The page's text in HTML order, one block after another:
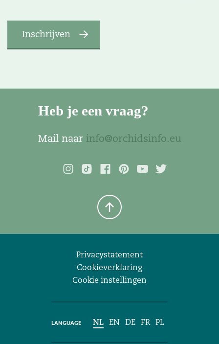
Heb je een vraag?
Mail naar info@orchidsinfo.eu
Privacystatement
Cookieverklaring
Cookie instellingen
NL EN DE FR PL